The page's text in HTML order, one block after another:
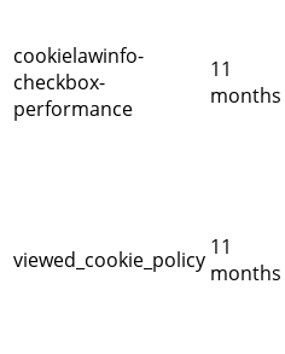
cookielawinfo-
checkbox-
performance
11
months
viewed_cookie_policy 11
months